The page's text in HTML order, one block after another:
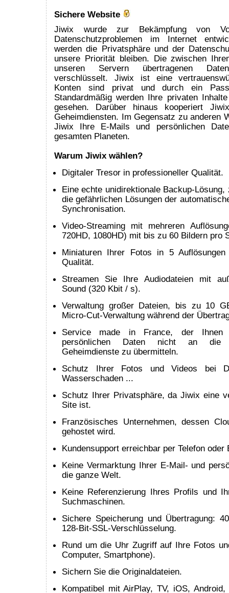
Sichere Website
Jiwix wurde zur Bekämpfung von
Datenschutzproblemen im Internet
werden die Privatsphäre und der
unsere Priorität bleiben. Die zwischen
unseren Servern übertragenen
verschlüsselt. Jiwix ist eine
Konten sind privat und durch ein
Standardmäßig werden Ihre privaten
gesehen. Darüber hinaus kooperiert
Geheimdiensten. Im Gegensatz zu anderen
Jiwix Ihre E-Mails und persönlichen
gesamten Planeten.
Warum Jiwix wählen?
Digitaler Tresor in professioneller Qualität.
Eine echte unidirektionale Backup-
die gefährlichen Lösungen der
Synchronisation.
Video-Streaming mit mehreren
720HD, 1080HD) mit bis zu 60 Bildern pro
Miniaturen Ihrer Fotos in 5
Qualität.
Streamen Sie Ihre Audiodateien mit
Sound (320 Kbit / s).
Verwaltung großer Dateien, bis zu 10
Micro-Cut-Verwaltung während der
Service made in France, der Ihnen
persönlichen Daten nicht an die
Geheimdienste zu übermitteln.
Schutz Ihrer Fotos und Videos bei
Wasserschaden ...
Schutz Ihrer Privatsphäre, da Jiwix eine
Site ist.
Französisches Unternehmen, dessen
gehostet wird.
Kundensupport erreichbar per Telefon oder
Keine Vermarktung Ihrer E-Mail- und
die ganze Welt.
Keine Referenzierung Ihres Profils und
Suchmaschinen.
Sichere Speicherung und Übertragung:
128-Bit-SSL-Verschlüsselung.
Rund um die Uhr Zugriff auf Ihre Fotos
Computer, Smartphone).
Sichern Sie die Originaldateien.
Kompatibel mit AirPlay, TV, iOS,